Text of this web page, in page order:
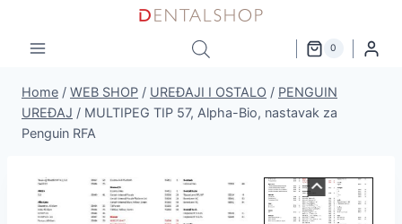
content
0
Home / WEB SHOP / UREĐAJI I OSTALO / PENGUIN
UREĐAJ / MULTIPEG TIP 57, Alpha-Bio, nastavak za
Penguin RFA